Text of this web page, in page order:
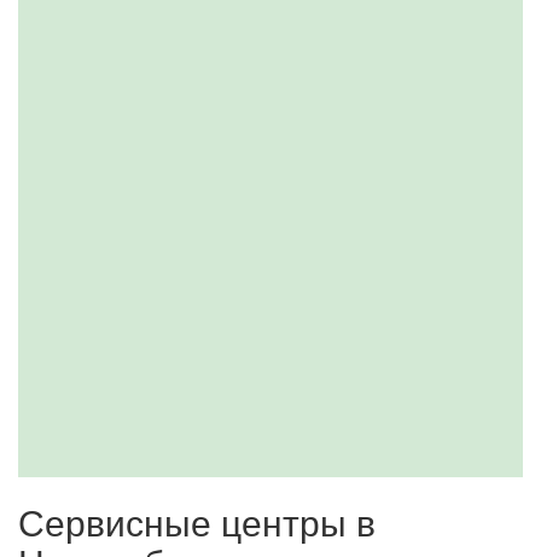
Сервисные центры в